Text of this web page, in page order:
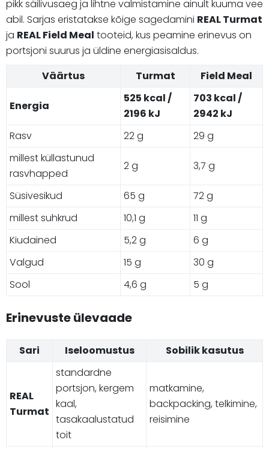
pikk säilivusaeg ja lihtne valmistamine ainult kuuma vee
abil. Sarjas eristatakse kõige sagedamini REAL Turmat
ja REAL Field Meal tooteid, kus peamine erinevus on
portsjoni suurus ja üldine energiasisaldus.
Väärtus
Turmat Field Meal
Energia
525 kcal /
2196 kJ
703 kcal /
2942 kJ
Rasv
22 g
29 g
millest küllastunud
rasvhapped
2 g 3,7 g
Süsivesikud 65 g
72 g
millest suhkrud
10,1 g
11 g
Kiudained
5,2 g
6 g
Valgud
15 g
30 g
Sool
4,6 g 5 g
Erinevuste ülevaade
Sari Iseloomustus Sobilik kasutus
REAL
Turmat
standardne
portsjon, kergem
kaal,
tasakaalustatud
toit
matkamine,
backpacking, telkimine,
reisimine